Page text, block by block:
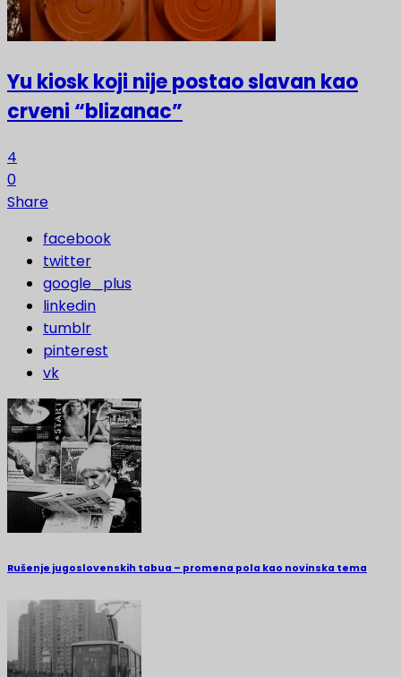
Yu kiosk koji nije postao slavan kao
crveni “blizanac”
4
0
Share
facebook
twitter
google_plus
linkedin
tumblr
pinterest
vk
Rušenje jugoslovenskih tabua – promena pola kao novinska tema